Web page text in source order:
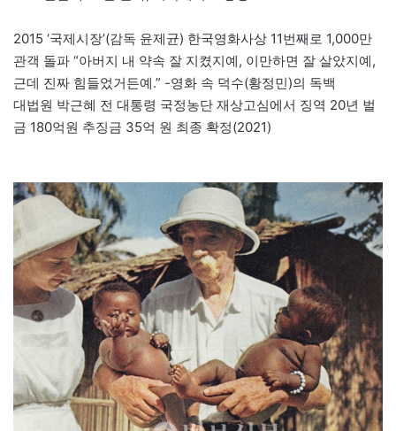
2015 ‘국제시장’(감독 윤제균) 한국영화사상 11번째로 1,000만
관객 돌파 “아버지 내 약속 잘 지켰지예, 이만하면 잘 살았지예,
근데 진짜 힘들었거든예.” -영화 속 덕수(황정민)의 독백
대법원 박근혜 전 대통령 국정농단 재상고심에서 징역 20년 벌
금 180억원 추징금 35억 원 최종 확정(2021)